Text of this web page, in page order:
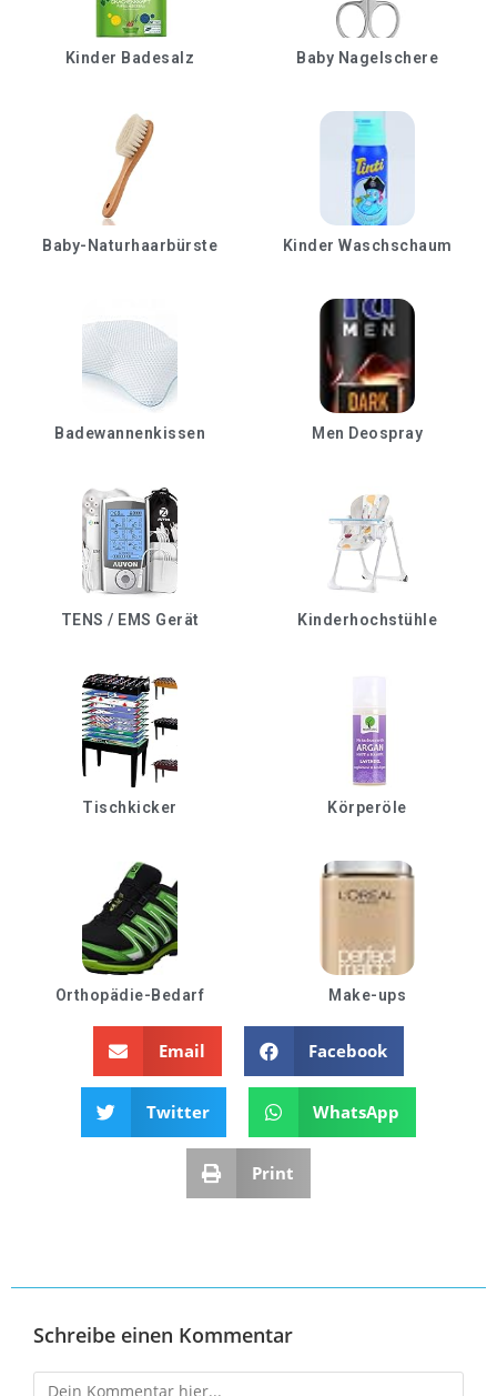
Kinder Badesalz Baby Nagelschere
Baby-Naturhaarbürste Kinder Waschschaum
Badewannenkissen Men Deospray
TENS / EMS Gerät Kinderhochstühle
Tischkicker Körperöle
Orthopädie-Bedarf Make-ups
Email Facebook
Twitter WhatsApp
Print
Schreibe einen Kommentar